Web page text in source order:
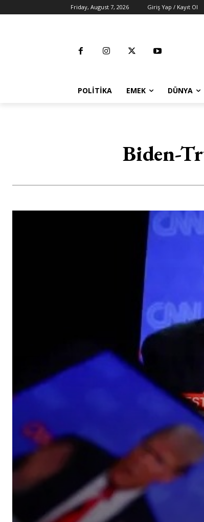
Friday, August 7, 2026 Giriş Yap / Kayıt Ol
POLITIKA EMEK DÜNYA
Biden-